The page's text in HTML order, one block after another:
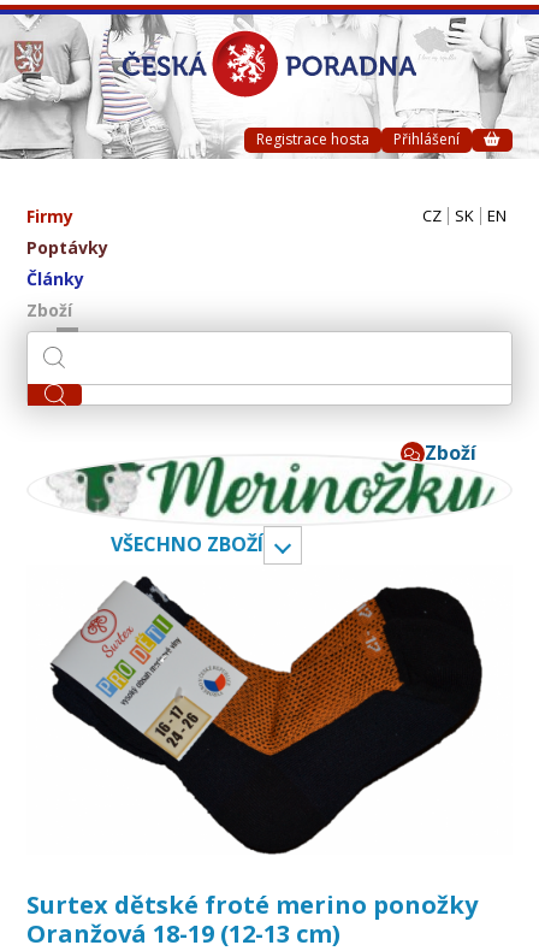
Registrace hosta Přihlášení
Firmy
Poptávky
Články
Zboží
CZ SK EN
Zboží
Merinox s.r.o.
VŠECHNO ZBOŽÍ
Surtex dětské froté merino ponožky
Oranžová 18-19 (12-13 cm)